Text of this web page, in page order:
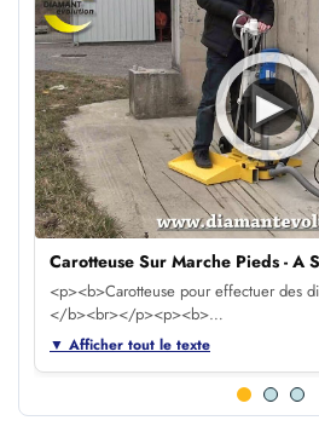
▶
Carotteuse Sur Marche Pieds - A
<p><b>Carotteuse pour effectuer des
</b><br></p><p><b>…
▼ Afficher tout le texte